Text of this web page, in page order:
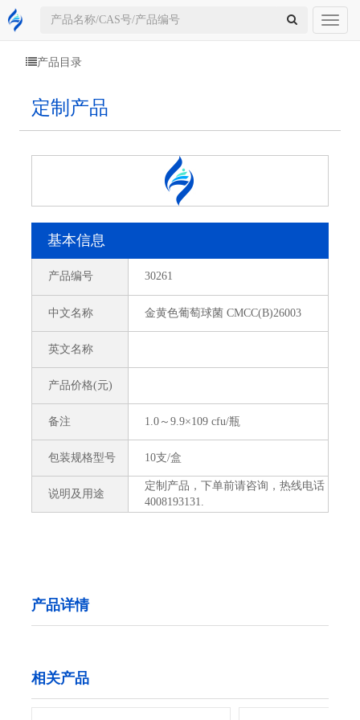
Toggle
产品目录
定制产品
基本信息
产品编号 30261
中文名称 金黄色葡萄球菌 CMCC(B)26003
英文名称
产品价格(元)
备注 1.0～9.9×109 cfu/瓶
包装规格型号 10支/盒
说明及用途
定制产品，下单前请咨询，热线电话
4008193131.
产品详情
相关产品